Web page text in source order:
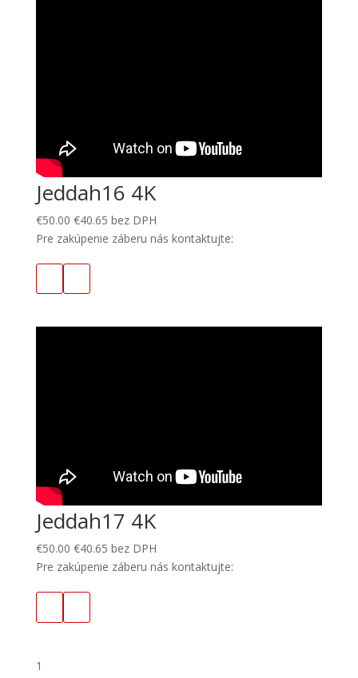
Jeddah16 4K
€50.00 €40.65 bez DPH
Pre zakúpenie záberu nás kontaktujte:
Jeddah17 4K
€50.00 €40.65 bez DPH
Pre zakúpenie záberu nás kontaktujte:
1